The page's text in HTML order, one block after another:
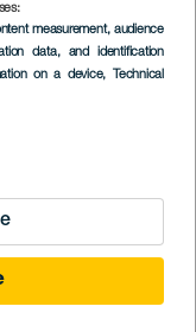
measurement, audience
data, and identification
on a device, Technical